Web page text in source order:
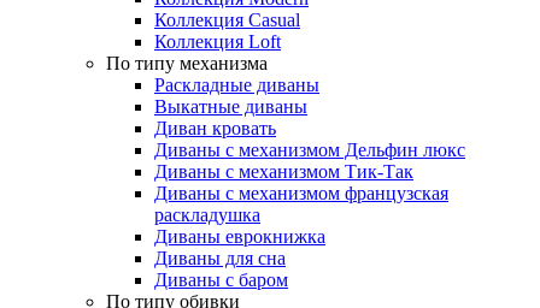
Коллекция Casual
Коллекция Loft
По типу механизма
Раскладные диваны
Выкатные диваны
Диван кровать
Диваны с механизмом Дельфин люкс
Диваны с механизмом Тик-Так
Диваны с механизмом французская
раскладушка
Диваны еврокнижка
Диваны для сна
Диваны с баром
По типу обивки